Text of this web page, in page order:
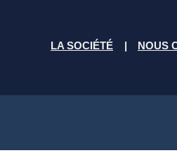
LA SOCIÉTÉ NOUS